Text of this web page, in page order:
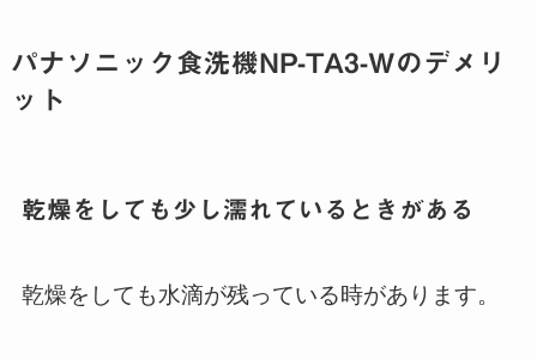
パナソニック食洗機NP-TA3-Wのデメリ
ット
乾燥をしても少し濡れているときがある
乾燥をしても水滴が残っている時があります。